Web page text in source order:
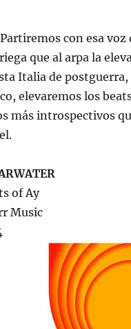
con esa
que al arpa la
Italia de
elevaremos los
más introspectivos
of Ay
Music